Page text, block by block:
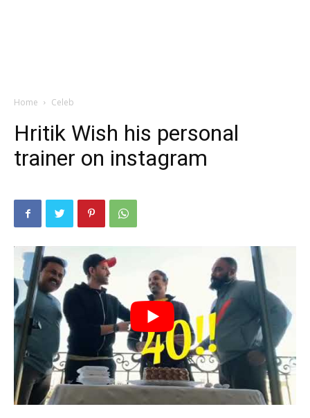
Home Celeb
Hritik Wish his personal
trainer on instagram